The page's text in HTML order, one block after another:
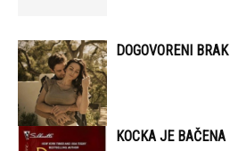
DOGOVORENI BRAK
KOCKA JE BAČENA